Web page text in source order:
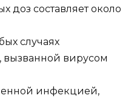
доз составляет около
случаях
вирусом
инфекцией,